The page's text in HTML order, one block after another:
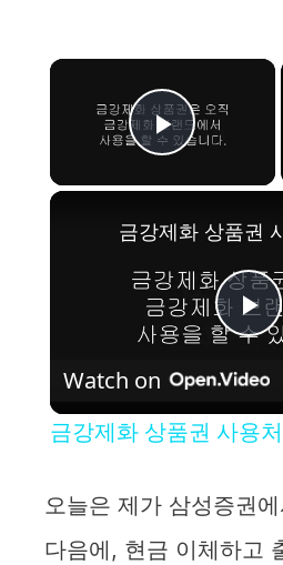
×
Play
P
y
Watch on
금강제화 상품권 사용
오늘은 제가 삼성증권
다음에, 현금 이체하고